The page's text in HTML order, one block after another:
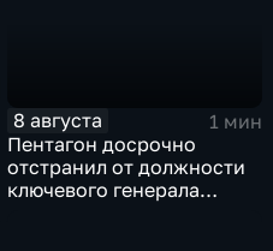
8 августа
1 мин
Пентагон досрочно
отстранил от должности
ключевого генерала